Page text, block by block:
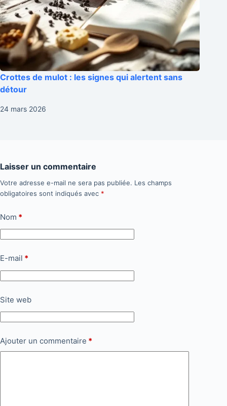
Crottes de mulot : les signes qui alertent sans
détour
24 mars 2026
Laisser un commentaire
Votre adresse e-mail ne sera pas publiée. Les champs
obligatoires sont indiqués avec *
Nom *
E-mail *
Site web
Ajouter un commentaire *